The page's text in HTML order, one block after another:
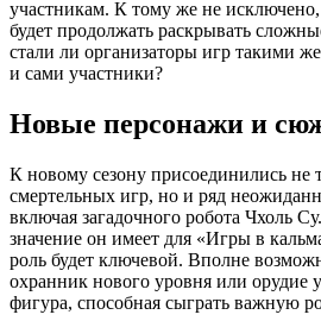
участникам. К тому же не
будет продолжать раскрывать
стали ли организаторы игр такими
и сами участники?
Новые персонажи и
К новому сезону присоединились не
смертельных игр, но и ряд
включая загадочного робота Чхоль
значение он имеет для «Игры в
роль будет ключевой. Вполне
охранник нового уровня или орудие
фигура, способная сыграть важную